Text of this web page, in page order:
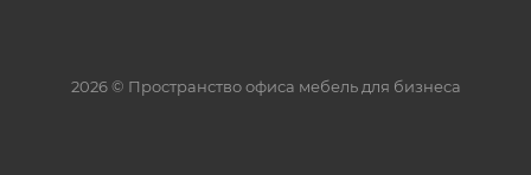
2026 © Пространство офиса мебель для бизнеса